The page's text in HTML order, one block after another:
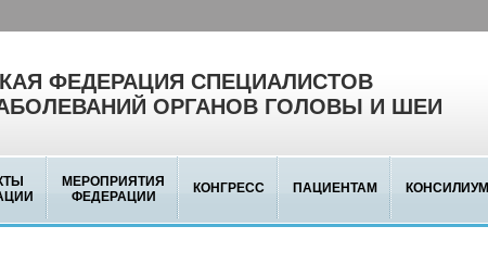
ФЕДЕРАЦИЯ СПЕЦИАЛИСТОВ
ОРГАНОВ ГОЛОВЫ И ШЕИ
МЕРОПРИЯТИЯ
ФЕДЕРАЦИИ
КОНГРЕСС ПАЦИЕНТАМ КОНСИЛИУМ